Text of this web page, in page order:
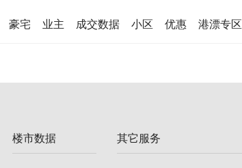
豪宅 业主 成交数据 小区 优惠 港漂专区
楼市数据 其它服务